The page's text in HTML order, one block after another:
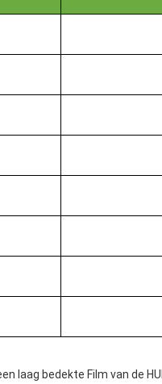
laag bedekte Film van de